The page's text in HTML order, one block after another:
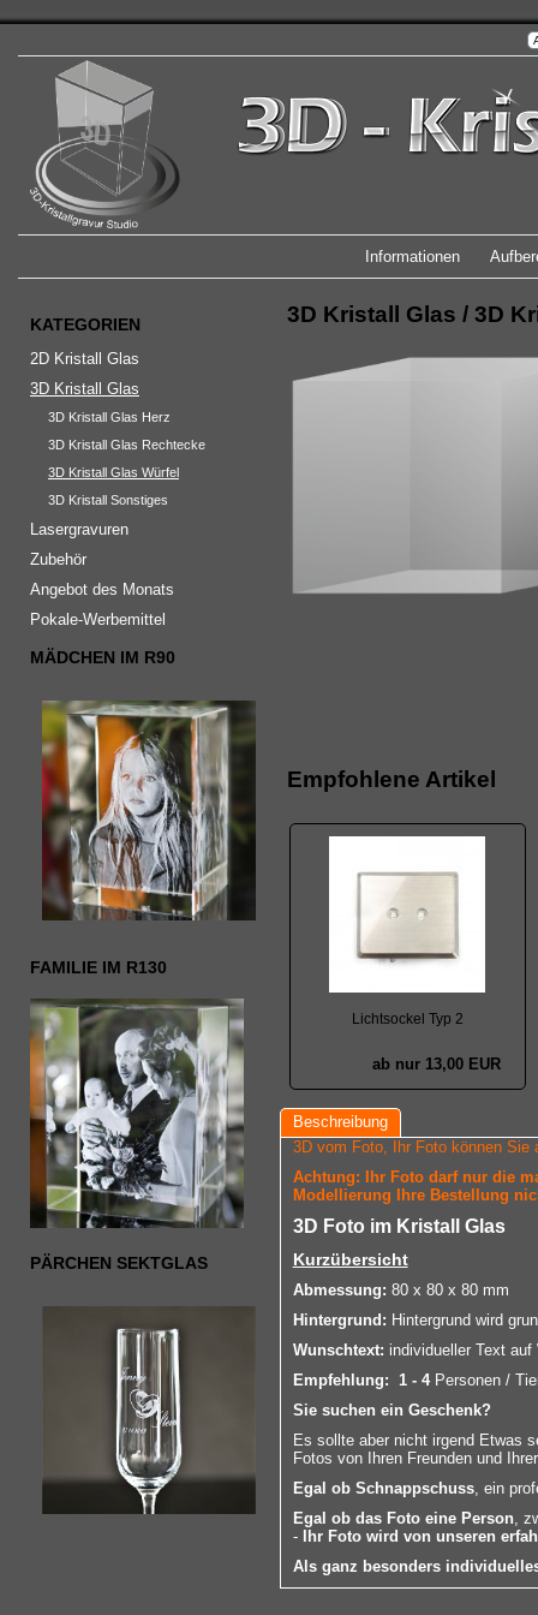
Informationen
KATEGORIEN
2D Kristall Glas
3D Kristall Glas
3D Kristall Glas Herz
3D Kristall Glas Rechtecke
3D Kristall Glas Würfel
3D Kristall Sonstiges
Lasergravuren
Zubehör
Angebot des Monats
Pokale-Werbemittel
MÄDCHEN IM R90
FAMILIE IM R130
PÄRCHEN SEKTGLAS
3D Kristall Glas / 3D
Empfohlene Artikel
Lichtsockel Typ 2
ab nur 13,00 EUR
Beschreibung
3D vom Foto, Ihr Foto können Sie
Achtung: Ihr Foto darf nur die
Modellierung Ihre Bestellung
3D Foto im Kristall Glas
Kurzübersicht
Abmessung: 80 x 80 x 80 mm
Hintergrund: Hintergrund wird
Wunschtext: individueller Text
Empfehlung: 1 - 4Personen /
Sie suchen ein Geschenk?
Es sollte aber nicht irgend Etwas
Fotos von Ihren Freunden und
Egal ob Schnappschuss, ein
Egal ob das Foto eine Person,
-
Ihr Foto wird von unseren
Als ganz besonders